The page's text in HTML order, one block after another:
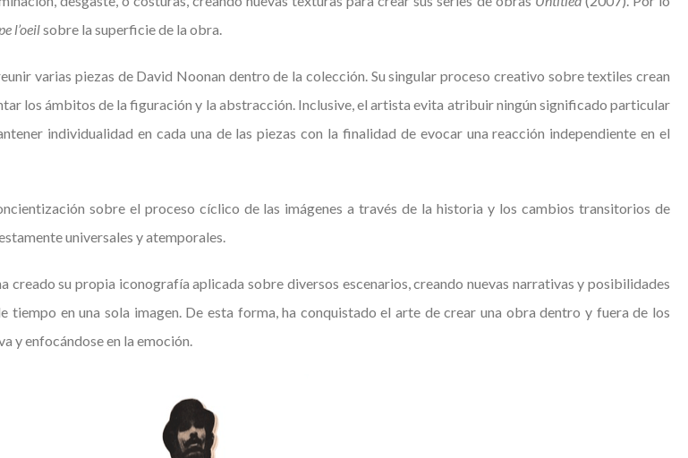
l’oeilsobre la superficie de la obra.
varias piezas de David Noonan dentro de la colección. Su singular proceso creativo sobre textiles crean
los ámbitos de la figuración y la abstracción. Inclusive, el artista evita atribuir ningún significado particular
individualidad en cada una de las piezas con la finalidad de evocar una reacción independiente en el
sobre el proceso cíclico de las imágenes a través de la historia y los cambios transitorios de
universales y atemporales.
creado su propia iconografía aplicada sobre diversos escenarios, creando nuevas narrativas y posibilidades
tiempo en una sola imagen. De esta forma, ha conquistado el arte de crear una obra dentro y fuera de los
y enfocándose en la emoción.